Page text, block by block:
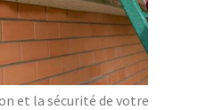
et la sécurité de votre